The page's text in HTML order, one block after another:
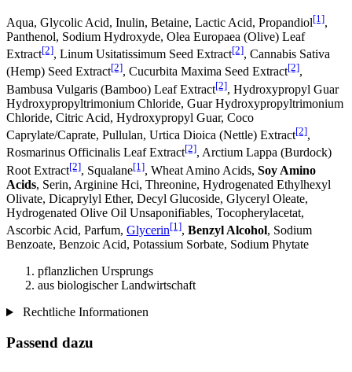
Aqua, Glycolic Acid, Inulin, Betaine, Lactic Acid, Propandiol[1],
Panthenol, Sodium Hydroxyde, Olea Europaea (Olive) Leaf
Extract[2], Linum Usitatissimum Seed Extract[2], Cannabis Sativa
(Hemp) Seed Extract[2], Cucurbita Maxima Seed Extract[2],
Bambusa Vulgaris (Bamboo) Leaf Extract[2], Hydroxypropyl Guar
Hydroxypropyltrimonium Chloride, Guar Hydroxypropyltrimonium
Chloride, Citric Acid, Hydroxypropyl Guar, Coco
Caprylate/Caprate, Pullulan, Urtica Dioica (Nettle) Extract[2],
Rosmarinus Officinalis Leaf Extract[2], Arctium Lappa (Burdock)
Root Extract[2], Squalane[1], Wheat Amino Acids, Soy Amino
Acids, Serin, Arginine Hci, Threonine, Hydrogenated Ethylhexyl
Olivate, Dicaprylyl Ether, Decyl Glucoside, Glyceryl Oleate,
Hydrogenated Olive Oil Unsaponifiables, Tocopherylacetat,
Ascorbic Acid, Parfum, Glycerin[1], Benzyl Alcohol, Sodium
Benzoate, Benzoic Acid, Potassium Sorbate, Sodium Phytate
pflanzlichen Ursprungs
aus biologischer Landwirtschaft
Rechtliche Informationen
Passend dazu